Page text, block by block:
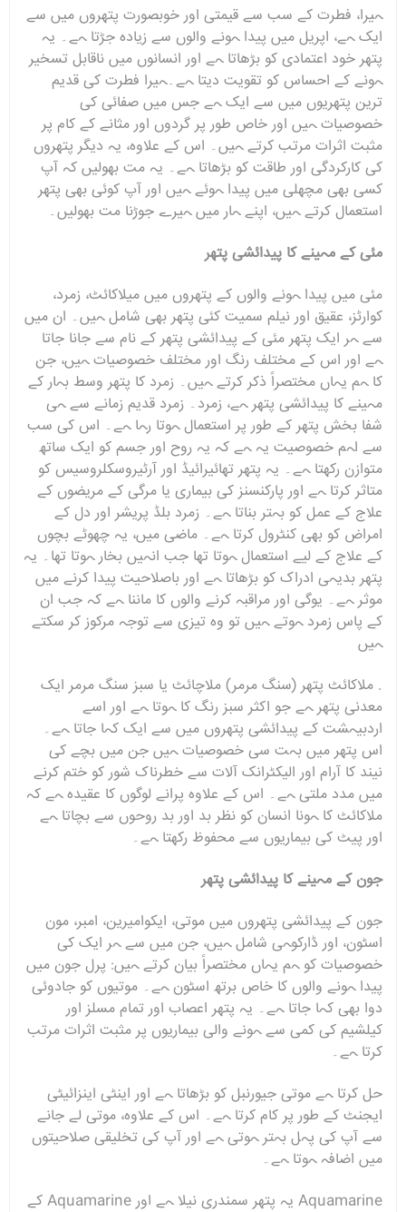
ہیرا، فطرت کے سب سے قیمتی اور خوبصورت پتھروں میں سے
ایک ہے، اپریل میں پیدا ہونے والوں سے زیادہ جڑتا ہے۔ یہ
پتھر خود اعتمادی کو بڑھاتا ہے اور انسانوں میں ناقابل تسخیر
ہونے کے احساس کو تقویت دیتا ہے۔ہیرا فطرت کی قدیم
ترین پتھریوں میں سے ایک ہے جس میں صفائی کی
خصوصیات ہیں اور خاص طور پر گردوں اور مثانے کے کام پر
مثبت اثرات مرتب کرتے ہیں۔ اس کے علاوہ، یہ دیگر پتھروں
کی کارکردگی اور طاقت کو بڑھاتا ہے۔ یہ مت بھولیں کہ آپ
کسی بھی مچھلی میں پیدا ہوئے ہیں اور آپ کوئی بھی پتھر
استعمال کرتے ہیں، اپنے ہار میں ہیرے جوڑنا مت بھولیں۔
مئی کے مہینے کا پیدائشی پتھر
مئی میں پیدا ہونے والوں کے پتھروں میں میلاکائٹ، زمرد،
کوارٹز، عقیق اور نیلم سمیت کئی پتھر بھی شامل ہیں۔ ان میں
سے ہر ایک پتھر مئی کے پیدائشی پتھر کے نام سے جانا جاتا
ہے اور اس کے مختلف رنگ اور مختلف خصوصیات ہیں، جن
کا ہم یہاں مختصراً ذکر کرتے ہیں۔ زمرد کا پتھر وسط بہار کے
مہینے کا پیدائشی پتھر ہے، زمرد۔ زمرد قدیم زمانے سے ہی
شفا بخش پتھر کے طور پر استعمال ہوتا رہا ہے۔ اس کی سب
سے اہم خصوصیت یہ ہے کہ یہ روح اور جسم کو ایک ساتھ
متوازن رکھتا ہے۔ یہ پتھر تھائیرائیڈ اور آرٹیروسکلروسیس کو
متاثر کرتا ہے اور پارکنسنز کی بیماری یا مرگی کے مریضوں کے
علاج کے عمل کو بہتر بناتا ہے۔ زمرد بلڈ پریشر اور دل کے
امراض کو بھی کنٹرول کرتا ہے۔ ماضی میں، یہ چھوٹے بچوں
کے علاج کے لیے استعمال ہوتا تھا جب انہیں بخار ہوتا تھا۔ یہ
پتھر بدیہی ادراک کو بڑھاتا ہے اور باصلاحیت پیدا کرنے میں
موثر ہے۔ یوگی اور مراقبہ کرنے والوں کا ماننا ہے کہ جب ان
کے پاس زمرد ہوتے ہیں تو وہ تیزی سے توجہ مرکوز کر سکتے
ہیں
. ملاکائٹ پتھر (سنگ مرمر) ملاچائٹ یا سبز سنگ مرمر ایک
معدنی پتھر ہے جو اکثر سبز رنگ کا ہوتا ہے اور اسے
اردبیہشت کے پیدائشی پتھروں میں سے ایک کہا جاتا ہے۔
اس پتھر میں بہت سی خصوصیات ہیں جن میں بچے کی
نیند کا آرام اور الیکٹرانک آلات سے خطرناک شور کو ختم کرنے
میں مدد ملتی ہے۔ اس کے علاوہ پرانے لوگوں کا عقیدہ ہے کہ
ملاکائٹ کا ہونا انسان کو نظر بد اور بد روحوں سے بچاتا ہے
اور پیٹ کی بیماریوں سے محفوظ رکھتا ہے۔
جون کے مہینے کا پیدائشی پتھر
جون کے پیدائشی پتھروں میں موتی، ایکوامیرین، امبر، مون
اسٹون، اور ڈارکوہی شامل ہیں، جن میں سے ہر ایک کی
خصوصیات کو ہم یہاں مختصراً بیان کرتے ہیں: پرل جون میں
پیدا ہونے والوں کا خاص برتھ اسٹون ہے۔ موتیوں کو جادوئی
دوا بھی کہا جاتا ہے۔ یہ پتھر اعصاب اور تمام مسلز اور
کیلشیم کی کمی سے ہونے والی بیماریوں پر مثبت اثرات مرتب
کرتا ہے۔
حل کرتا ہے موتی جیورنبل کو بڑھاتا ہے اور اینٹی اینزائیٹی
ایجنٹ کے طور پر کام کرتا ہے۔ اس کے علاوہ، موتی لے جانے
سے آپ کی پہل بہتر ہوتی ہے اور آپ کی تخلیقی صلاحیتوں
میں اضافہ ہوتا ہے۔
Aquamarine یہ پتھر سمندری نیلا ہے اور Aquamarine کے